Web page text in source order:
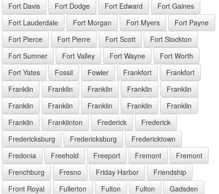
Fort Davis
Fort Dodge Fort Edward
Fort Gaines
Fort Lauderdale
Fort Morgan Fort Myers
Fort Payne
Fort Pierce
Fort Pierre Fort Scott
Fort Stockton
Fort Sumner
Fort Valley Fort Wayne
Fort Worth
Fort Yates
Fossil Fowler Frankfort
Frankfort
Franklin
Franklin Franklin Franklin
Franklin
Franklin
Franklin Franklin Franklin
Franklin
Franklin
Franklinton Frederick
Frederick
Fredericksburg
Fredericksburg
Fredericktown
Fredonia
Freehold Freeport Fremont
Fremont
Frenchburg
Fresno Friday Harbor
Friendship
Front Royal
Fullerton Fulton Fulton
Gadsden